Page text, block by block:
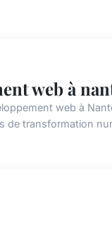
web à
web à
de transformation